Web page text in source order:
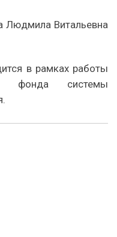
Людмила Витальевна
в рамках работы
фонда системы